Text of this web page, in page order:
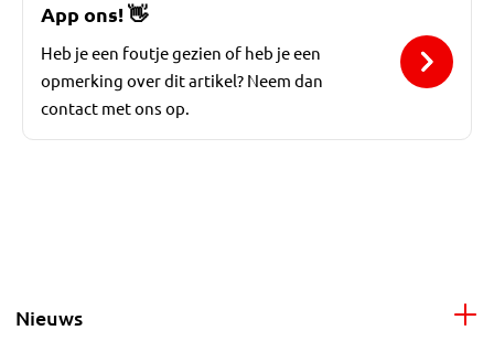
App ons!👋
Heb je een foutje gezien of heb je een
opmerking over dit artikel? Neem dan
contact met ons op.
Nieuws